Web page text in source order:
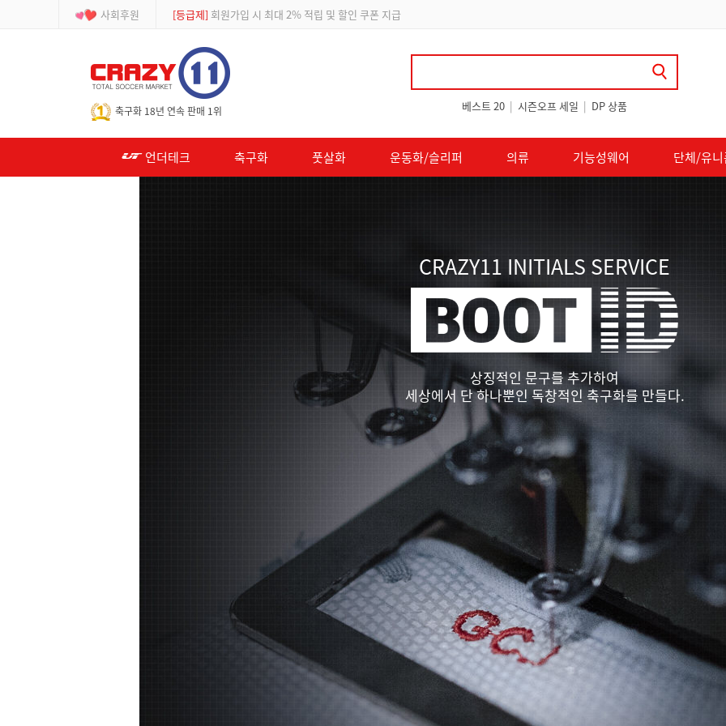
사회후원 [이벤트] APP 주문 시 적립금 500원 추가적립
축구화 18년 연속 판매 1위 베스트 20 | 시즌오프 세일 | DP 상품
언더테크 축구화 풋살화 운동화/슬리퍼 의류 기능성웨어 단체/유
CRAZY11 INITIALS SERVICE
상징적인 문구를 추가하여
세상에서 단 하나뿐인 독창적인 축구화를 만들다.